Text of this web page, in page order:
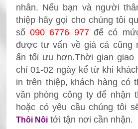
nhân. Nếu bạn và người
thiệphãy gọi cho chúng tôi
số090 6776 977để có
được tư vấn về giá cả cũng
ấn tối ưu hơn.Thời gian giao
chỉ 01-02 ngày kể từ khi
in trên thiệp, khách hàng có
văn phòng công ty để nhận
hoặc có yêu cầu chúng tôi
Thôi Nôi tới tận nơi cần nhận.